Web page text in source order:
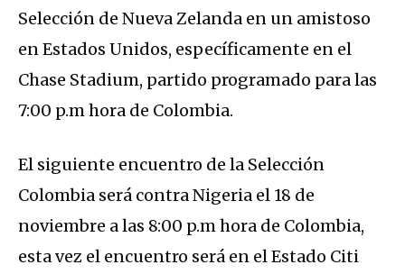
Selección de Nueva Zelanda en un amistoso
en Estados Unidos, específicamente en el
Chase Stadium, partido programado para las
7:00 p.m hora de Colombia.
El siguiente encuentro de la Selección
Colombia será contra Nigeria el 18 de
noviembre a las 8:00 p.m hora de Colombia,
esta vez el encuentro será en el Estado Citi